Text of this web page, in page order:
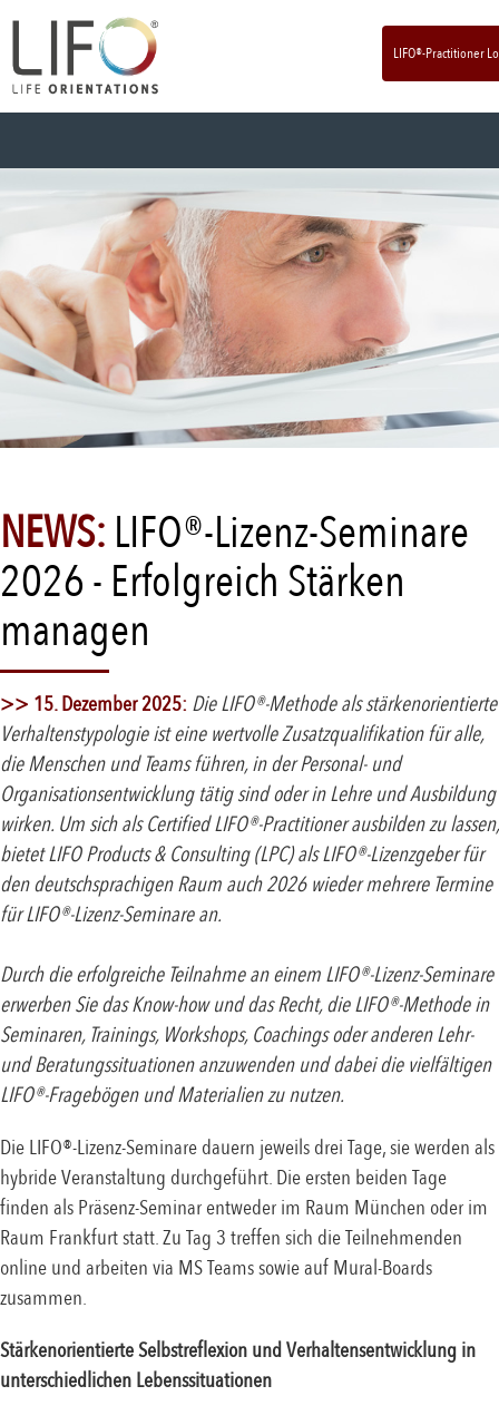
LIFO®-Practitioner
NEWS: LIFO®-Lizenz-Seminare
2026 - Erfolgreich Stärken
managen
>> 15. Dezember 2025: Die LIFO®-Methode als stärkenorientierte
Verhaltenstypologie ist eine wertvolle Zusatzqualifikation für alle,
die Menschen und Teams führen, in der Personal- und
Organisationsentwicklung tätig sind oder in Lehre und Ausbildung
wirken. Um sich als Certified LIFO®-Practitioner ausbilden zu lassen,
bietet LIFO Products & Consulting (LPC) als LIFO®-Lizenzgeber für
den deutschsprachigen Raum auch 2026 wieder mehrere Termine
für LIFO®-Lizenz-Seminare an.
Durch die erfolgreiche Teilnahme an einem LIFO®-Lizenz-Seminare
erwerben Sie das Know-how und das Recht, die LIFO®-Methode in
Seminaren, Trainings, Workshops, Coachings oder anderen Lehr-
und Beratungssituationen anzuwenden und dabei die vielfältigen
LIFO®-Fragebögen und Materialien zu nutzen.
Die LIFO®-Lizenz-Seminare dauern jeweils drei Tage, sie werden als
hybride Veranstaltung durchgeführt. Die ersten beiden Tage
finden als Präsenz-Seminar entweder im Raum München oder im
Raum Frankfurt statt. Zu Tag 3 treffen sich die Teilnehmenden
online und arbeiten via MS Teams sowie auf Mural-Boards
zusammen.
Stärkenorientierte Selbstreflexion und Verhaltensentwicklung in
unterschiedlichen Lebenssituationen